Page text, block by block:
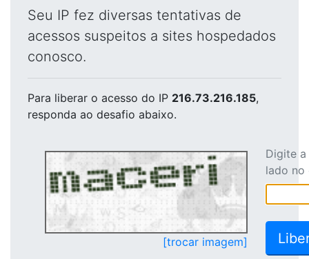
Seu IP fez diversas tentativas de
acessos suspeitos a sites hospedados
conosco.
Para liberar o acesso do IP 216.73.216.185,
responda ao desafio abaixo.
[trocar imagem]
Digite
lado no